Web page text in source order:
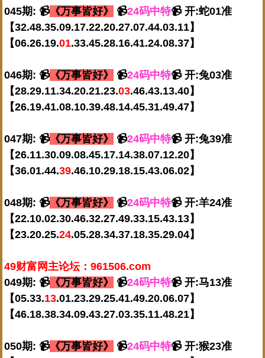
045期: 📹 《万事皆好》 📹24码中特📹 开:蛇01准
【32.48.35.09.17.22.20.27.07.44.03.11】
【06.26.19.01.33.45.28.16.41.24.08.37】
046期: 📹 《万事皆好》 📹24码中特📹 开:兔03准
【28.29.11.34.20.21.23.03.46.43.13.40】
【26.19.41.08.10.39.48.14.45.31.49.47】
047期: 📹 《万事皆好》 📹24码中特📹 开:兔39准
【26.11.30.09.08.45.17.14.38.07.12.20】
【36.01.44.39.46.10.29.18.15.43.06.02】
048期: 📹 《万事皆好》 📹24码中特📹 开:羊24准
【22.10.02.30.46.32.27.49.33.15.43.13】
【23.20.25.24.05.28.34.37.18.35.29.04】
49财富网主论坛：961506.com
049期: 📹 《万事皆好》 📹24码中特📹 开:马13准
【05.33.13.01.23.29.25.41.49.20.06.07】
【46.18.38.34.09.43.27.03.35.11.48.21】
050期: 📹 《万事皆好》 📹24码中特📹 开:猴23准